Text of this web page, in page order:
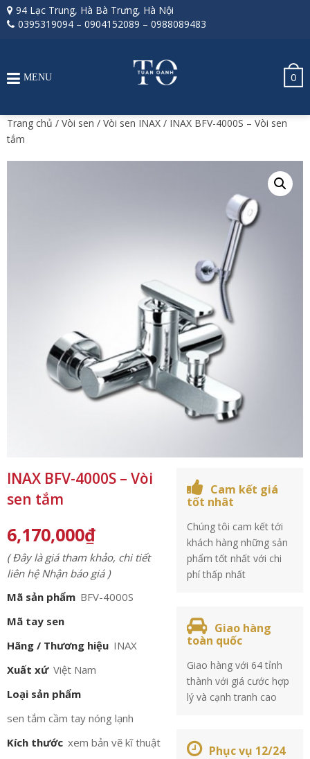
94 Lạc Trung, Hà Bà Trưng, Hà Nội
0395319094 – 0904152089 – 0988089483
0
MENU
Trang chủ / Vòi sen / Vòi sen INAX / INAX BFV-4000S – Vòi sen
tắm
INAX BFV-4000S – Vòi
sen tắm
6,170,000₫
( Đây là giá tham khảo, chi tiết
liên hệ Nhận báo giá )
Mã sản phẩm BFV-4000S
Mã tay sen
Hãng / Thương hiệu INAX
Xuất xứ Việt Nam
Loại sản phẩm
sen tắm cầm tay nóng lạnh
Kích thước xem bản vẽ kĩ thuật
Cam kết giá
tốt nhât
Chúng tôi cam kết tới
khách hàng những sản
phẩm tốt nhất với chi
phí thấp nhất
Giao hàng
toàn quốc
Giao hàng với 64 tỉnh
thành với giá cước hợp
lý và cạnh tranh cao
Phục vụ 12/24